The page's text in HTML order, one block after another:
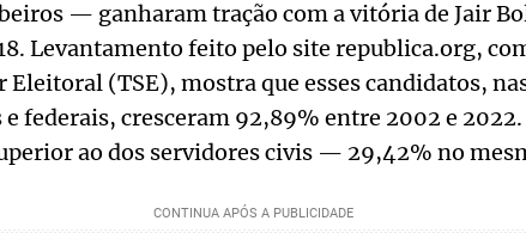
— ganharam tração com a vitória de Jair
Levantamento feito pelo site republica.org,
(TSE), mostra que esses candidatos,
e federais, cresceram 92,89% entre 2002 e
ao dos servidores civis — 29,42% no